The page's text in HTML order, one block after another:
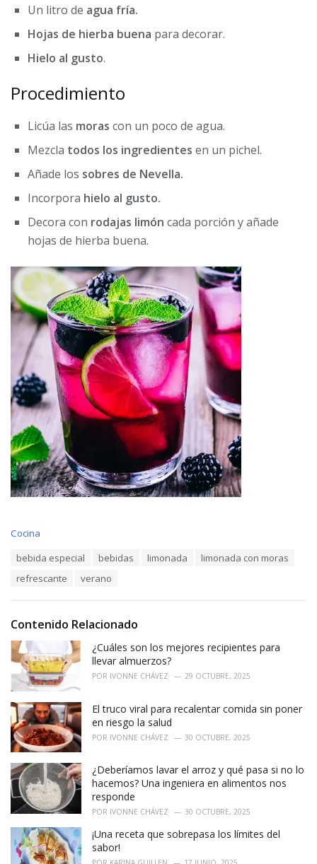
Un litro de agua fría.
Hojas de hierba buena para decorar.
Hielo al gusto.
Procedimiento
Licúa las moras con un poco de agua.
Mezcla todos los ingredientes en un pichel.
Añade los sobres de Nevella.
Incorpora hielo al gusto.
Decora con rodajas limón cada porción y añade
hojas de hierba buena.
C
i
s
:
Cocina
bebida especial bebidas limonada
limonada con moras
refrescante
verano
Contenido Relacionado
¿Cuáles son los mejores recipientes para
llevar almuerzos?
POR IVONNE CHÁVEZ 29 OCTUBRE, 2025
El truco viral para recalentar comida sin poner
en riesgo la salud
POR IVONNE CHÁVEZ 30 OCTUBRE, 2025
¿Deberíamos lavar el arroz y qué pasa si no lo
hacemos? Una ingeniera en alimentos nos
responde
POR IVONNE CHÁVEZ 30 OCTUBRE, 2025
¡Una receta que sobrepasa los límites del
sabor!